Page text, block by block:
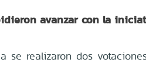
avanzar con la
se realizaron dos